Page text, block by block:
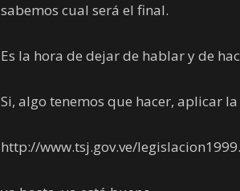
sabemos cual será el final.
Es la hora de dejar de hablar y de
Si, algo tenemos que hacer, aplicar la
http://www.tsj.gov.ve/